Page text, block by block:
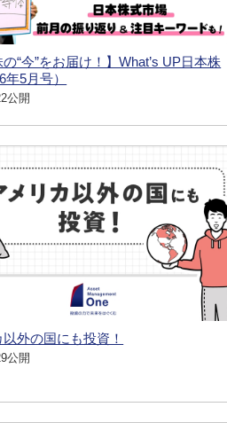
の“今”をお届け！】What’s UP日本株
年5月号）
公開
外の国にも投資！
公開